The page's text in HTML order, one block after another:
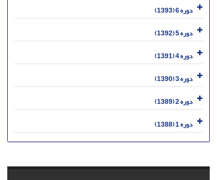
دوره 6 (1393)
دوره 5 (1392)
دوره 4 (1391)
دوره 3 (1390)
دوره 2 (1389)
دوره 1 (1388)